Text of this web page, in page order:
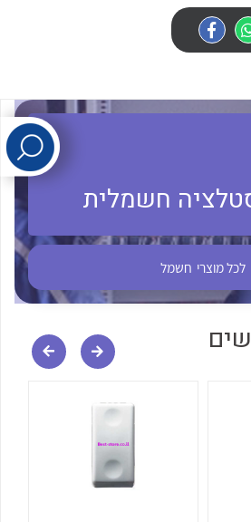
לכל מוצרי היצרן
חשמלית
לכל מוצרי חשמל